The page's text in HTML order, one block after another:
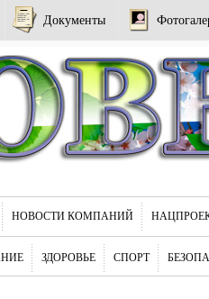
Документы
НОВОСТИ КОМПАНИЙ
ЗДОРОВЬЕ СПОРТ